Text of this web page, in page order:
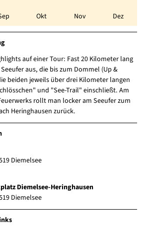
Okt Nov Dez
auf einer Tour: Fast 20 Kilometer lang
aus, die bis zum Dommel (Up &
beiden jeweils über drei Kilometer langen
und "See-Trail" einschließt. Am
rollt man locker am Seeufer zum
Heringhausen zurück.
Diemelsee
Diemelsee-Heringhausen
Diemelsee